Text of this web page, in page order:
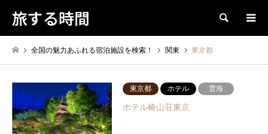
旅する時間 検索
全国の魅力あふれる宿泊施設を検索！ 関東 東京都
東京都 ホテル 雲海
ホテル椿山荘東京